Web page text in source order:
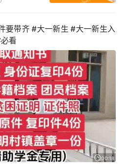
要带齐 #大一新生 #大一新生入
看
00:18